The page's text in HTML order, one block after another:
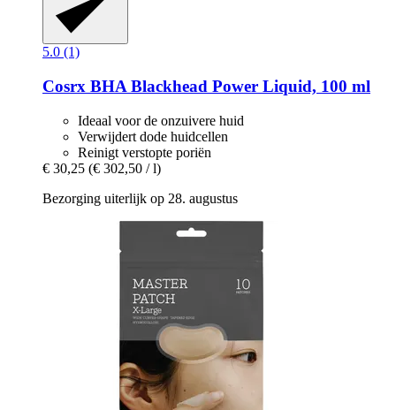
5.0 (1)
Cosrx BHA Blackhead Power Liquid, 100 ml
Ideaal voor de onzuivere huid
Verwijdert dode huidcellen
Reinigt verstopte poriën
€ 30,25 (€ 302,50 / l)
Bezorging uiterlijk op 28. augustus